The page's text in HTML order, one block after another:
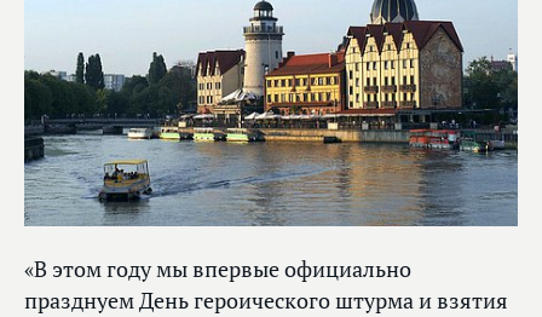
«В этом году мы впервые официально
празднуем День героического штурма и взятия